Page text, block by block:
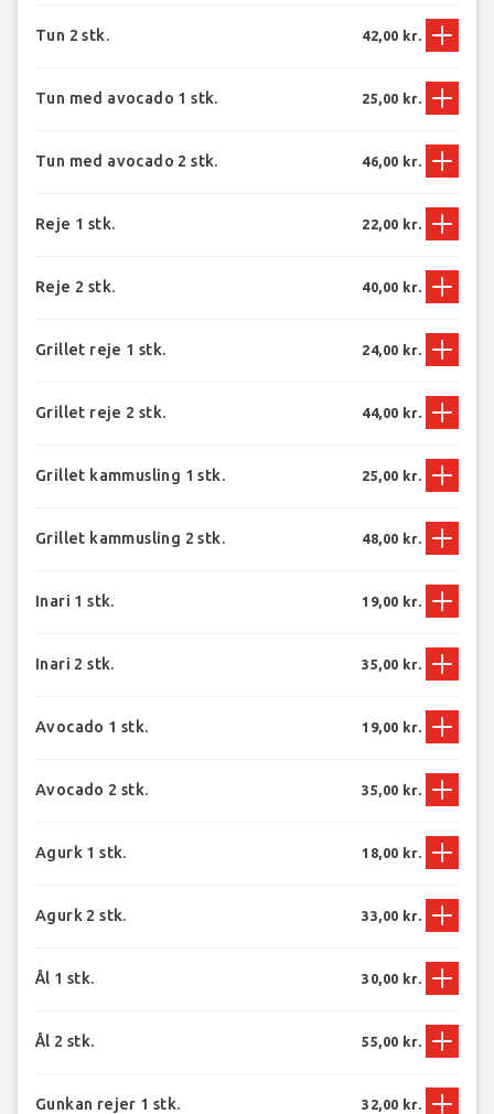
Tun 2 stk. 42,00 kr.
Tun med avocado 1 stk. 25,00 kr.
Tun med avocado 2 stk. 46,00 kr.
Reje 1 stk. 22,00 kr.
Reje 2 stk. 40,00 kr.
Grillet reje 1 stk. 24,00 kr.
Grillet reje 2 stk. 44,00 kr.
Grillet kammusling 1 stk. 25,00 kr.
Grillet kammusling 2 stk. 48,00 kr.
Inari 1 stk. 19,00 kr.
Inari 2 stk. 35,00 kr.
Avocado 1 stk. 19,00 kr.
Avocado 2 stk. 35,00 kr.
Agurk 1 stk. 18,00 kr.
Agurk 2 stk. 33,00 kr.
Ål 1 stk. 30,00 kr.
Ål 2 stk. 55,00 kr.
Gunkan rejer 1 stk. 32,00 kr.